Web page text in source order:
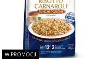
W PROMOCJI